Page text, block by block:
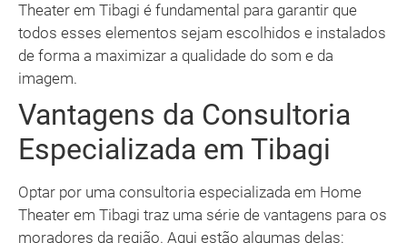
Theater em Tibagi é fundamental para garantir que
todos esses elementos sejam escolhidos e instalados
de forma a maximizar a qualidade do som e da
imagem.
Vantagens da Consultoria
Especializada em Tibagi
Optar por uma consultoria especializada em Home
Theater em Tibagi traz uma série de vantagens para os
moradores da região. Aqui estão algumas delas: